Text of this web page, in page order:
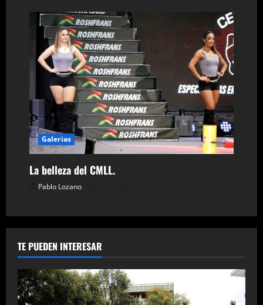
Galerias
La belleza del CMLL.
Pablo Lozano
TE PUEDEN INTERESAR